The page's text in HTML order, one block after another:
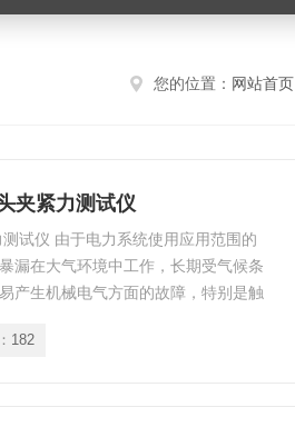
您的位置： 网站首页
夹紧力测试仪
试仪 由于电力系统使用应用范围的
漏在大气环境中工作，长期受气候条
产生机械电气方面的故障，特别是触
热形成恶性循环，最终烧坏触头酿成
182